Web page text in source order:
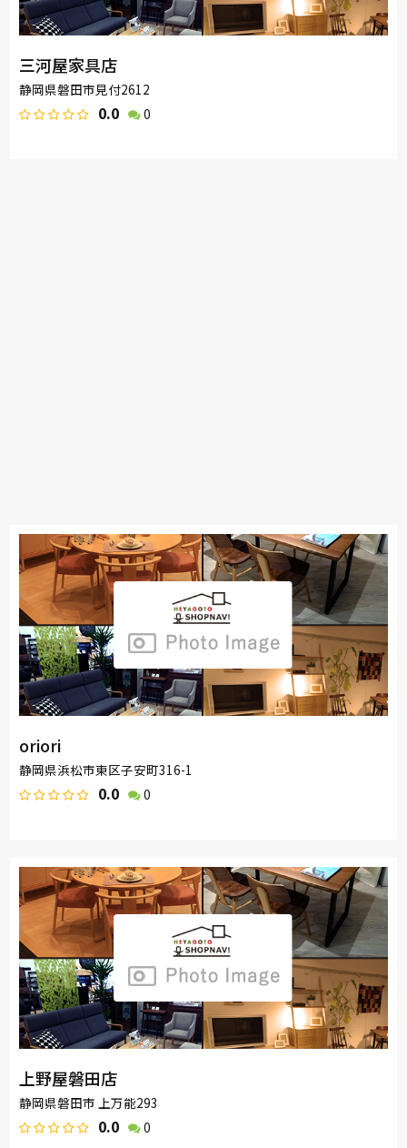
三河屋家具店
静岡県磐田市見付2612
0.0 0
oriori
静岡県浜松市東区子安町316-1
0.0 0
上野屋磐田店
静岡県磐田市 上万能293
0.0 0